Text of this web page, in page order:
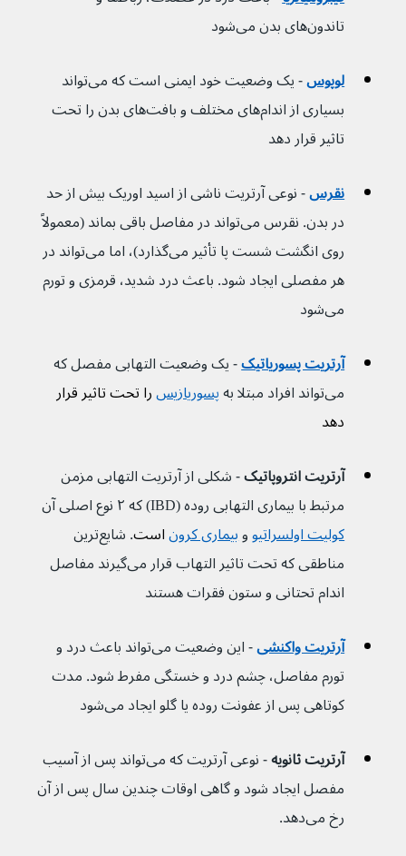
تاندون‌های بدن می‌شود
لوپوس
- یک وضعیت خود ایمنی است که می‌تواند
بسیاری از اندام‌های مختلف و بافت‌های بدن را تحت
تاثیر قرار دهد
نقرس - نوعی آرتریت ناشی از اسید اوریک بیش از حد
در بدن. نقرس می‌تواند در مفاصل باقی بماند (معمولاً
روی انگشت شست پا تأثیر می‌گذارد)، اما می‌تواند در
هر مفصلی ایجاد شود. باعث درد شدید، قرمزی و تورم
می‌شود
آرتریت پسوریاتیک - یک وضعیت التهابی مفصل که
می‌تواند افراد مبتلا به
پسوریازیس را تحت تاثیر قرار
دهد
آرتریت انتروپاتیک - شکلی از آرتریت التهابی مزمن
مرتبط با بیماری التهابی روده (IBD) که ۲ نوع اصلی آن
کولیت اولسراتیو و بیماری کرون است
. شایع‌ترین
مناطقی که تحت تاثیر التهاب قرار می‌گیرند مفاصل
اندام تحتانی و ستون فقرات هستند
آرتریت واکنشی
- این وضعیت می‌تواند باعث درد و
تورم مفاصل، چشم درد و خستگی مفرط شود. مدت
کوتاهی پس از عفونت روده یا گلو ایجاد می‌شود
آرتریت ثانویه
- نوعی آرتریت که می‌تواند پس از آسیب
مفصل ایجاد شود و گاهی اوقات چندین سال پس از آن
رخ می‌دهد.